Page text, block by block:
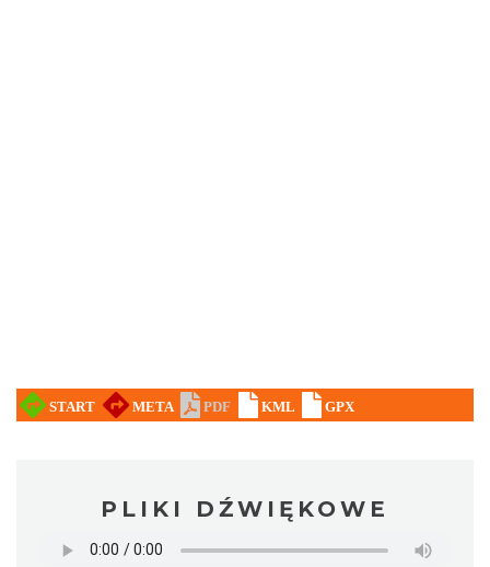
PLIKI DŹWIĘKOWE